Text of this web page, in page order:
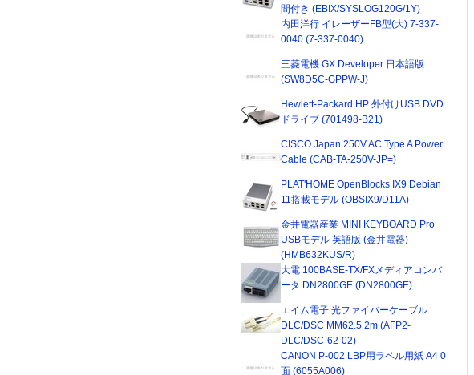
間付き (EBIX/SYSLOG120G/1Y)
内田洋行 イレーザーFB型(大) 7-337-
0040 (7-337-0040)
三菱電機 GX Developer 日本語版
(SW8D5C-GPPW-J)
Hewlett-Packard HP 外付けUSB DVD
ドライブ (701498-B21)
CISCO Japan 250V AC Type A Power
Cable (CAB-TA-250V-JP=)
PLAT'HOME OpenBlocks IX9 Debian
11搭載モデル (OBSIX9/D11A)
金井電器産業 MINI KEYBOARD Pro
USBモデル 英語版 (金井電器)
(HMB632KUS/R)
大電 100BASE-TX/FXメディアコンバ
ータ DN2800GE (DN2800GE)
エイム電子 光ファイバーケーブル
DLC/DSC MM62.5 2m (AFP2-
DLC/DSC-62-02)
CANON P-002 LBP用ラベル用紙 A4 0
面 (6055A006)